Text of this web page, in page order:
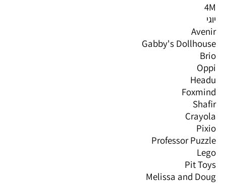
4M
יוגי
Avenir
Gabby's Dollhouse
Brio
Oppi
Headu
Foxmind
Shafir
Crayola
Pixio
Professor Puzzle
Lego
Pit Toys
Melissa and Doug